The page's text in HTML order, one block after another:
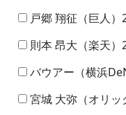
戸郷 翔征（巨人
則本 昂大（楽天）
バウアー（横浜
宮城 大弥（オリ